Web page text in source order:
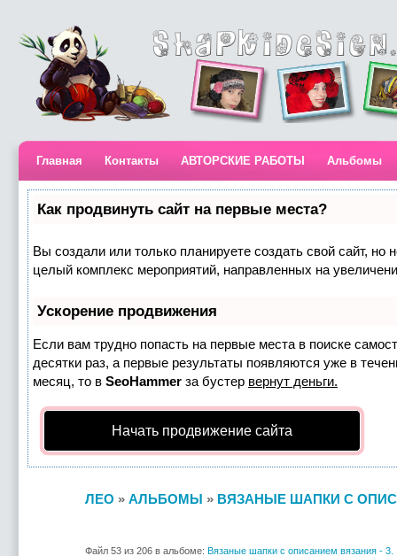
Главная Контакты АВТОРСКИЕ РАБОТЫ Альбомы
Как продвинуть сайт на первые места?
Вы создали или только планируете создать свой сайт, но
целый комплекс мероприятий, направленных на
Ускорение продвижения
Если вам трудно попасть на первые места в поиске
десятки раз, а первые результаты появляются уже в
месяц, то в SeoHammer за бустер вернут деньги.
Начать продвижение сайта
ЛЕО » АЛЬБОМЫ » ВЯЗАНЫЕ ШАПКИ С
Файл 53 из 206 в альбоме: Вязаные шапки с описанием вязания - 3.